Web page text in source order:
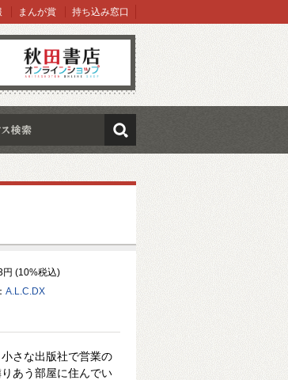
ンラインショップ
まんが賞 持ち込み窓口
検索
円 (10%税込)
A.L.C.DX
さな出版社で営業の
あう部屋に住んでい